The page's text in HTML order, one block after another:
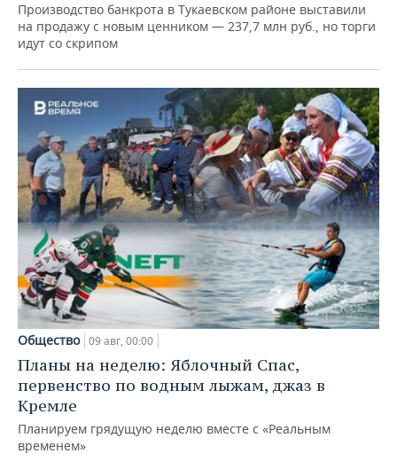
Производство банкрота в Тукаевском районе выставили
на продажу с новым ценником — 237,7 млн руб., но торги
идут со скрипом
Общество 09 авг, 00:00
Планы на неделю: Яблочный Спас,
первенство по водным лыжам, джаз в
Кремле
Планируем грядущую неделю вместе с «Реальным
временем»